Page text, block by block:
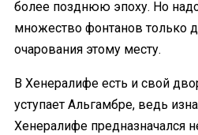
более позднюю эпоху. Но
множество фонтанов только
очарования этому месту.
В Хенералифе есть и свой
уступает Альгамбре, ведь
Хенералифе предназначался